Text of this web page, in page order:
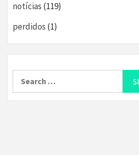
notícias (119)
perdidos (1)